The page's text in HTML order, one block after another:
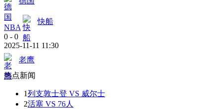
NBA
快船
0 - 0
2025-11-11 11:30
老鹰
热点新闻
1列支敦士登 VS 威尔士
2活塞 VS 76人